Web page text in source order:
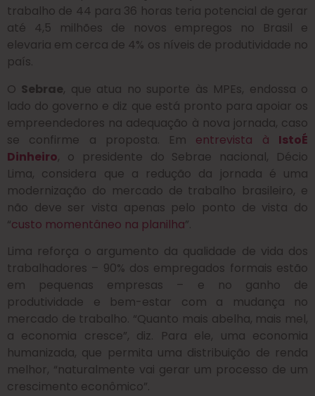
trabalho de 44 para 36 horas teria potencial de gerar
até 4,5 milhões de novos empregos no Brasil e
elevaria em cerca de 4% os níveis de produtividade no
país.
O Sebrae, que atua no suporte às MPEs, endossa o
lado do governo e diz que está pronto para apoiar os
empreendedores na adequação à nova jornada, caso
se confirme a proposta. Em entrevista à IstoÉ
Dinheiro, o presidente do Sebrae nacional, Décio
Lima, considera que a redução da jornada é uma
modernização do mercado de trabalho brasileiro, e
não deve ser vista apenas pelo ponto de vista do
“custo momentâneo na planilha”.
Lima reforça o argumento da qualidade de vida dos
trabalhadores – 90% dos empregados formais estão
em pequenas empresas – e no ganho de
produtividade e bem-estar com a mudança no
mercado de trabalho. “Quanto mais abelha, mais mel,
a economia cresce”, diz. Para ele, uma economia
humanizada, que permita uma distribuição de renda
melhor, “naturalmente vai gerar um processo de um
crescimento econômico”.